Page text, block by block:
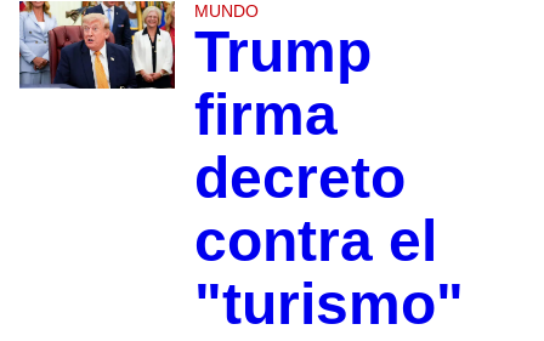
MUNDO
Trump
firma
decreto
contra el
"turismo"